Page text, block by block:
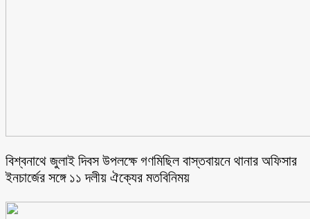
বিশ্বনাথে জুলাই দিবস উপলক্ষে গণমিছিল বাস্তবায়নে থানার অফিসার
ইনচার্জের সঙ্গে ১১ দলীয় ঐক্যের মতবিনিময়